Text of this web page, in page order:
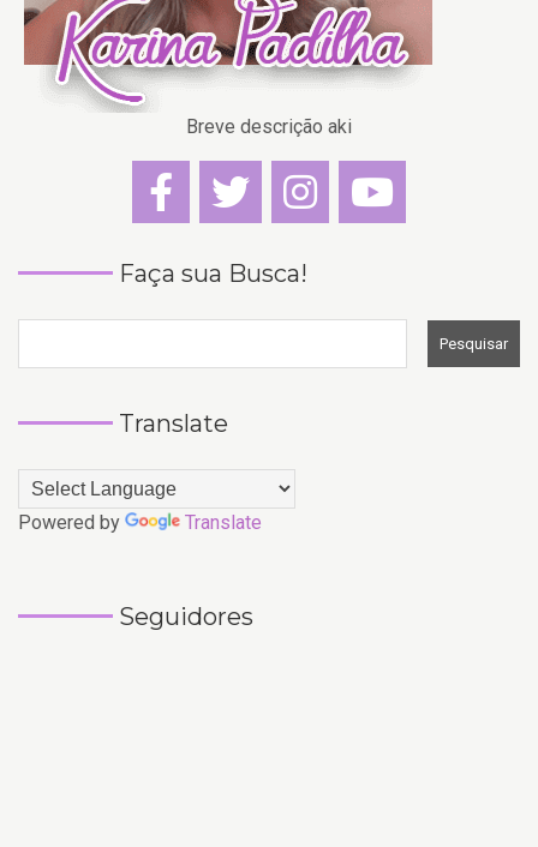
Breve descrição aki
Faça sua Busca!
Translate
Powered by Translate
Seguidores